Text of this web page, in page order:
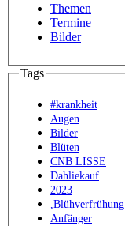
Themen
Termine
Bilder
Tags
#krankheit
Augen
Bilder
Blüten
CNB LISSE
Dahliekauf
2023
,Blühverfrühung
Anfänger